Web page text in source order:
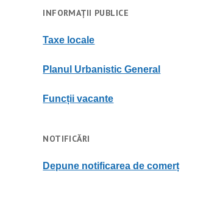
INFORMAȚII PUBLICE
Taxe locale
Planul Urbanistic General
Funcții vacante
NOTIFICĂRI
Depune notificarea de comerț